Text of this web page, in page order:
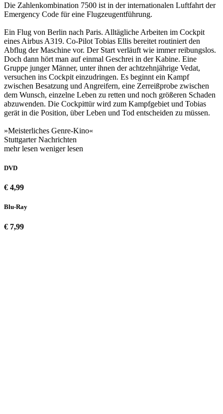
Die Zahlenkombination 7500 ist in der internationalen Luftfahrt der
Emergency Code für eine Flugzeugentführung.
Ein Flug von Berlin nach Paris. Alltägliche Arbeiten im Cockpit
eines Airbus A319. Co-Pilot Tobias Ellis bereitet routiniert den
Abflug der Maschine vor. Der Start verläuft wie immer reibungslos.
Doch dann hört man auf einmal Geschrei in der Kabine. Eine
Gruppe junger Männer, unter ihnen der achtzehnjährige Vedat,
versuchen ins Cockpit einzudringen. Es beginnt ein Kampf
zwischen Besatzung und Angreifern, eine Zerreißprobe zwischen
dem Wunsch, einzelne Leben zu retten und noch größeren Schaden
abzuwenden. Die Cockpittür wird zum Kampfgebiet und Tobias
gerät in die Position, über Leben und Tod entscheiden zu müssen.
»Meisterliches Genre-Kino«
Stuttgarter Nachrichten
mehr lesen weniger lesen
DVD
€ 4,99
Blu-Ray
€ 7,99